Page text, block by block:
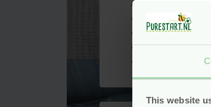
This website
Gevouwen
17-draads
Plasticvrij
10 stuks, per